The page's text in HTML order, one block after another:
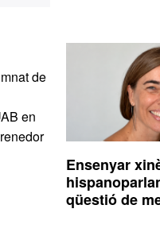
de
en
Ensenyar
qüestió de